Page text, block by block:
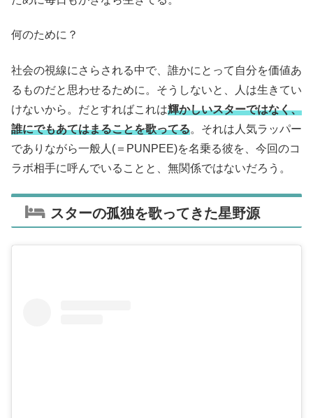
何のために？
社会の視線にさらされる中で、誰かにとって自分を価値あ
るものだと思わせるために。そうしないと、人は生きてい
けないから。だとすればこれは輝かしいスターではなく、
誰にでもあてはまることを歌ってる。それは人気ラッパー
でありながら一般人(＝PUNPEE)を名乗る彼を、今回のコ
ラボ相手に呼んでいることと、無関係ではないだろう。
スターの孤独を歌ってきた星野源